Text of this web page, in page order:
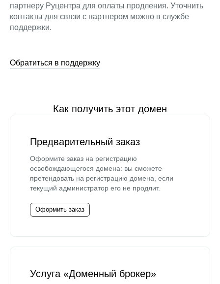
партнеру Руцентра для оплаты продления. Уточнить
контакты для связи с партнером можно в службе
поддержки.
Обратиться в поддержку
Как получить этот домен
Предварительный заказ
Оформите заказ на регистрацию
освобождающегося домена: вы сможете
претендовать на регистрацию домена, если
текущий администратор его не продлит.
Оформить заказ
Услуга «Доменный брокер»